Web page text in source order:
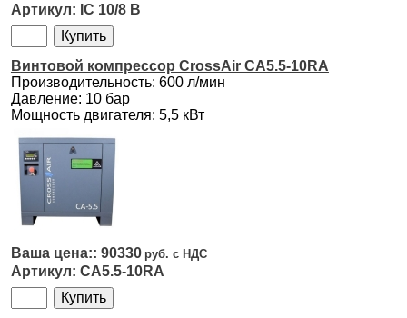
IC 10/8 B
Винтовой компрессор CrossAir CA5.5-10RA
Производительность: 600 л/мин
Давление: 10 бар
Мощность двигателя: 5,5 кВт
90330
CA5.5-10RA